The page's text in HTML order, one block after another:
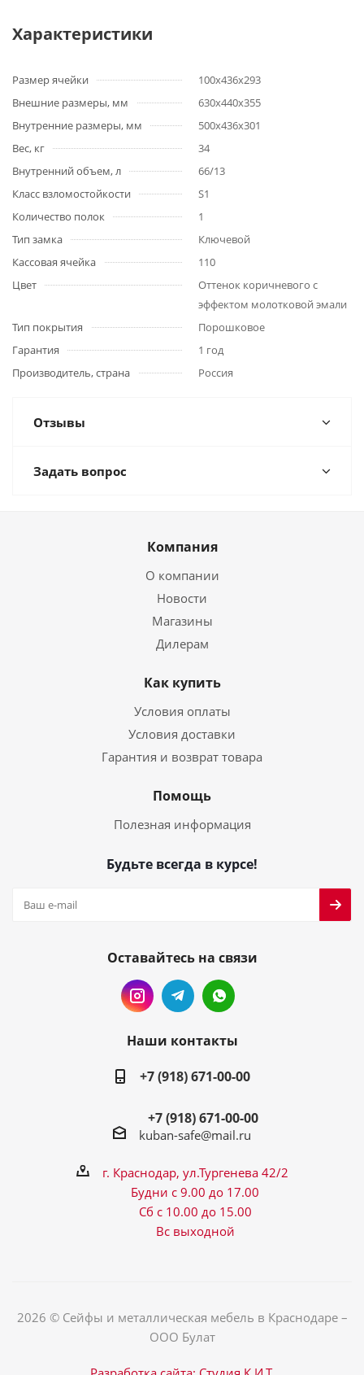
Характеристики
Размер ячейки
100x436x293
Внешние размеры, мм
630x440x355
Внутренние размеры, мм
500x436x301
Вес, кг
34
Внутренний объем, л
66/13
Класс взломостойкости
S1
Количество полок
1
Тип замка
Ключевой
Кассовая ячейка
110
Цвет
Оттенок коричневого с
эффектом молотковой эмали
Тип покрытия
Порошковое
Гарантия
1 год
Производитель, страна
Россия
Отзывы
Задать вопрос
Компания
О компании
Новости
Магазины
Дилерам
Как купить
Условия оплаты
Условия доставки
Гарантия и возврат товара
Помощь
Полезная информация
Будьте всегда в курсе!
Оставайтесь на связи
Наши контакты
+7 (918) 671-00-00
+7 (918) 671-00-00
kuban-safe@mail.ru
г. Краснодар, ул.Тургенева 42/2
Будни с 9.00 до 17.00
Сб с 10.00 до 15.00
Вс выходной
2026 © Сейфы и металлическая мебель в Краснодаре –
ООО Булат